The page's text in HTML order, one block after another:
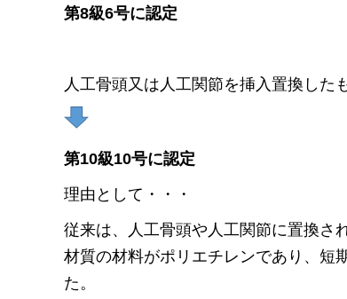
第8級6号に認定
人工骨頭又は人工関節を挿入置換した
第10級10号に認定
理由として・・・
従来は、人工骨頭や人工関節に置換さ
材質の材料がポリエチレンであり、短
た。